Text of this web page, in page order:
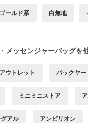
ゴールド系 白無地
メッセンジャーバッグを
ウトレット バックヤー
ミニミニストア
アル アンビリオン